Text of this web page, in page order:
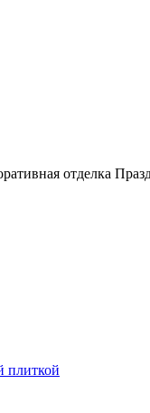
отделка
плиткой